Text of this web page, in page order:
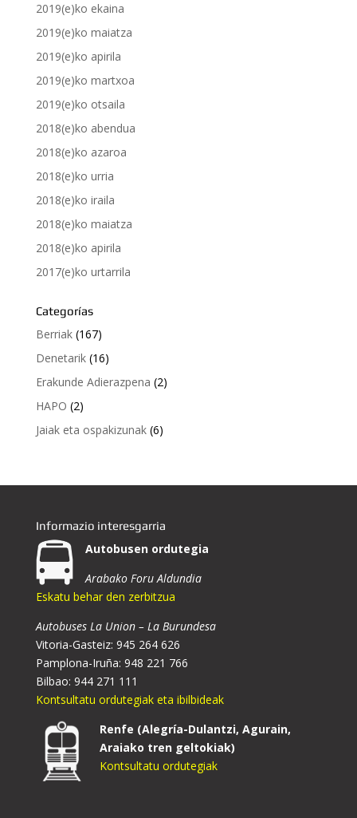
2019(e)ko ekaina
2019(e)ko maiatza
2019(e)ko apirila
2019(e)ko martxoa
2019(e)ko otsaila
2018(e)ko abendua
2018(e)ko azaroa
2018(e)ko urria
2018(e)ko iraila
2018(e)ko maiatza
2018(e)ko apirila
2017(e)ko urtarrila
Categorías
Berriak(167)
Denetarik(16)
Erakunde Adierazpena (2)
HAPO (2)
Jaiak eta ospakizunak(6)
Informazio interesgarria
Autobusen ordutegia
Arabako Foru Aldundia
Eskatu behar den zerbitzua
Autobuses La Union – La Burundesa
Vitoria-Gasteiz: 945 264 626
Pamplona-Iruña: 948 221 766
Bilbao: 944 271 111
Kontsultatu ordutegiak eta ibilbideak
Renfe (Alegría-Dulantzi, Agurain,
Araiako tren geltokiak)
Kontsultatu ordutegiak